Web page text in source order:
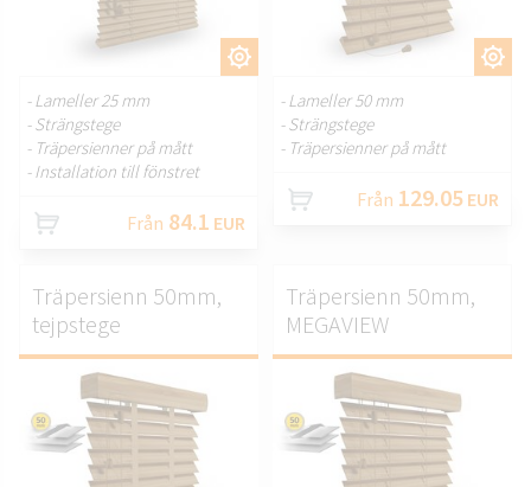
- Lameller 25 mm
- Strängstege
- Träpersienner på mått
- Installation till fönstret
Från 84.1 EUR
ANPASSA.
- Lameller 50 mm
- Strängstege
- Träpersienner på mått
Från 129.05 EUR
Träpersienn 50mm,
tejpstege
Träpersienn 50mm,
MEGAVIEW